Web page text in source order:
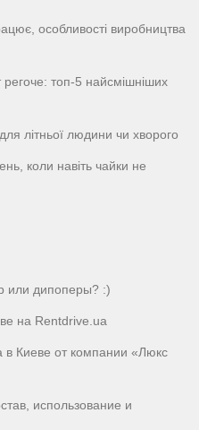
особливості виробництва
регоче: топ-5 найсмішніших
літньої людини чи хворого
коли навіть чайки не
или дипоперы? :)
на Rentdrive.ua
в Киеве от компании «Люкс
использование и